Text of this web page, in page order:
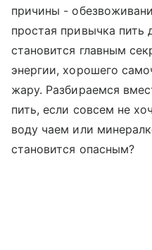
причины -
простая привычка пить
становится главным
энергии, хорошего
жару. Разбираемся
пить, если совсем не
воду чаем или
становится опасным?